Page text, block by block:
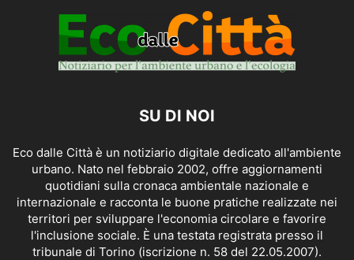
SU DI NOI
Eco dalle Città è un notiziario digitale dedicato all'ambiente
urbano. Nato nel febbraio 2002, offre aggiornamenti
quotidiani sulla cronaca ambientale nazionale e
internazionale e racconta le buone pratiche realizzate nei
territori per sviluppare l'economia circolare e favorire
l'inclusione sociale. È una testata registrata presso il
tribunale di Torino (iscrizione n. 58 del 22.05.2007).